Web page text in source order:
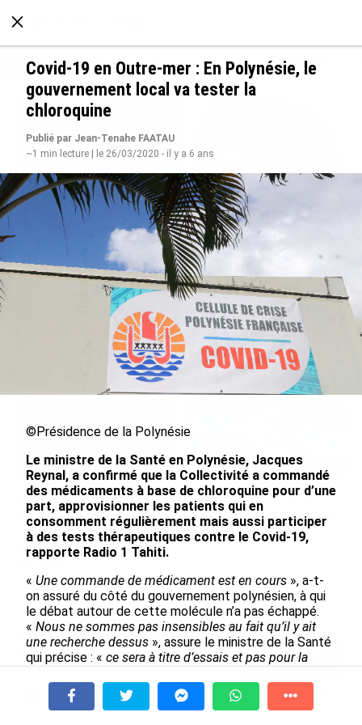
À LA UNE POLITIQUE ECONOMIE SOCIÉTÉ
Grandes figures des Outre-mer : Jane et
Paulette Nardal, les sœurs martiniquaises au
cœur du mouvement de la négritude
SÉRIE. Histoire des chefs-
lieux d’Outre-mer : Nouméa,
une capitale construite par
le bagne, le nickel et le
Pacifique
le 08/08/2026
Rapport 2025 de l’Ifremer :
un engagement décisif dans
les Outre-mer
De Messi à Trump : l’expérience
internationale du Martiniquais Benoît
Etinof au ...
le 07/08/2026
À la une Tv Radio A Propos
Covid-19 en Outre-mer : En Polynésie, le
gouvernement local va tester la
chloroquine
Publié par Jean-Tenahe FAATAU
~1 min lecture | le 26/03/2020 - il y a 6 ans
©Présidence de la Polynésie
Le ministre de la Santé en Polynésie, Jacques
Reynal, a confirmé que la Collectivité a commandé
des médicaments à base de chloroquine pour d’une
part, approvisionner les patients qui en
consomment régulièrement mais aussi participer
à des tests thérapeutiques contre le Covid-19,
rapporte Radio 1 Tahiti.
« Une commande de médicament est en cours », a-t-
on assuré du côté du gouvernement polynésien, à qui
le débat autour de cette molécule n’a pas échappé.
« Nous ne sommes pas insensibles au fait qu’il y ait
une recherche dessus », assure le ministre de la Santé
qui précise : « ce sera à titre d’essais et pas pour la
innocent et risque de provoquer des effets secondaires
». La Polynésie aurait donc commandé 10 000